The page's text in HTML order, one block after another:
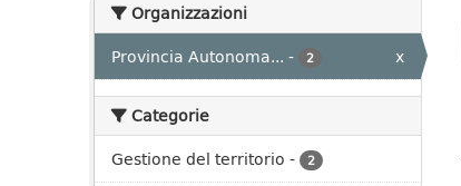
Organizzazioni
Provincia Autonoma... - 2 x
Categorie
Gestione del territorio - 2